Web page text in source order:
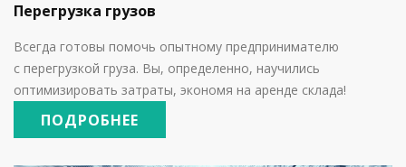
Перегрузка грузов
Всегда готовы помочь опытному предпринимателю
с перегрузкой груза. Вы, определенно, научились
оптимизировать затраты, экономя на аренде склада!
ПОДРОБНЕЕ